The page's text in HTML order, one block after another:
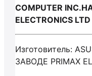
COMPUTER
ELECTRONICS LTD
Изготовитель:
ЗАВОДЕ PRIMAX